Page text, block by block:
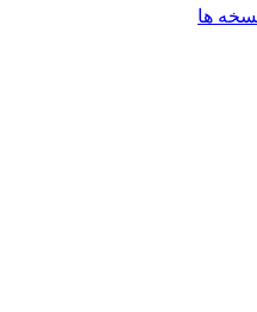
ها